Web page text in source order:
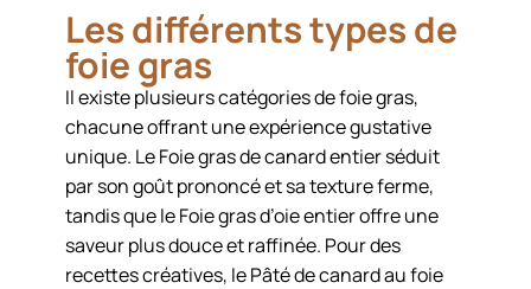
Les différents types de
foie gras
Il existe plusieurs catégories de foie gras,
chacune offrant une expérience gustative
unique. Le Foie gras de canard entier séduit
par son goût prononcé et sa texture ferme,
tandis que le Foie gras d’oie entier offre une
saveur plus douce et raffinée. Pour des
recettes créatives, le Pâté de canard au foie